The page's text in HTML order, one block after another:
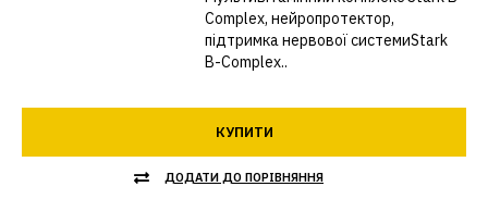
Complex, нейропротектор,
підтримка нервової системиStark
B-Complex..
КУПИТИ
ДОДАТИ ДО ПОРІВНЯННЯ